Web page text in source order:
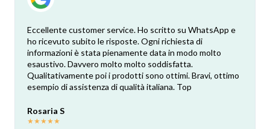
Eccellente customer service. Ho scritto su WhatsApp e
ho ricevuto subito le risposte. Ogni richiesta di
informazioni è stata pienamente data in modo molto
esaustivo. Davvero molto molto soddisfatta.
Qualitativamente poi i prodotti sono ottimi. Bravi, ottimo
esempio di assistenza di qualità italiana. Top
Rosaria S
★★★★★